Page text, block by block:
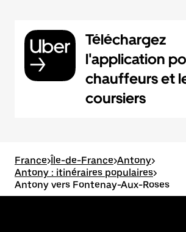
Téléchargez
l'application
chauffeurs et
coursiers
France>Île-de-France>Antony>
Antony : itinéraires populaires>
Antony vers Fontenay-Aux-Roses